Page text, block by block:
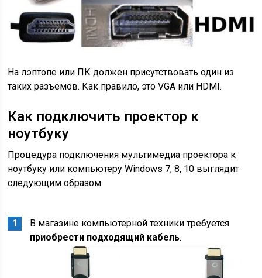
На лэптопе или ПК должен присутствовать один из
таких разъемов. Как правило, это VGA или HDMI.
Как подключить проектор к
ноутбуку
Процедура подключения мультимедиа проектора к
ноутбуку или компьютеру Windows 7, 8, 10 выглядит
следующим образом:
В магазине компьютерной техники требуется
приобрести подходящий кабель.